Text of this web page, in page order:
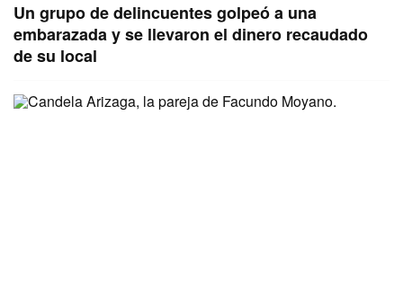
Un grupo de delincuentes golpeó a una
embarazada y se llevaron el dinero recaudado
de su local